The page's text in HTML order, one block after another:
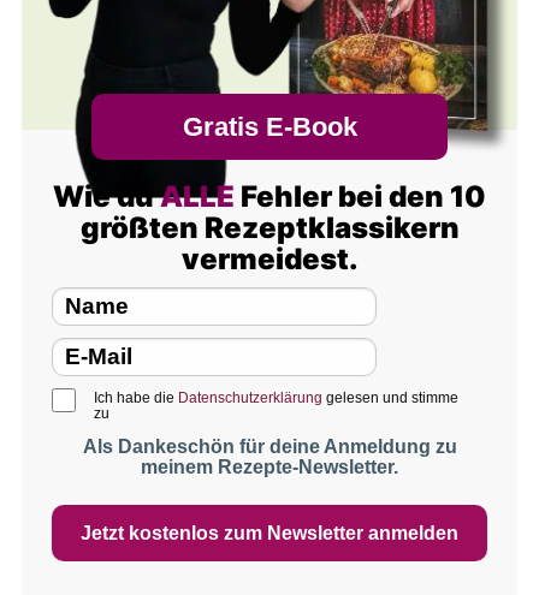
Gratis E-Book
Wie duALLE Fehler bei den 10
größten Rezeptklassikern
vermeidest.
Ich habe die Datenschutzerklärung gelesen und stimme
zu
Als Dankeschön für deine Anmeldung zu
meinem Rezepte-Newsletter.
Jetzt kostenlos zum Newsletter anmelden